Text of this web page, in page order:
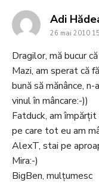
Adi
26 mai 2010
Dragilor, mă bucur
Mazi, am sperat că
bună să mănânce,
vinul în mâncare:-))
Fatduck, am
pe care tot eu am
AlexT, stai pe
Mira:-)
BigBen, mulțumesc